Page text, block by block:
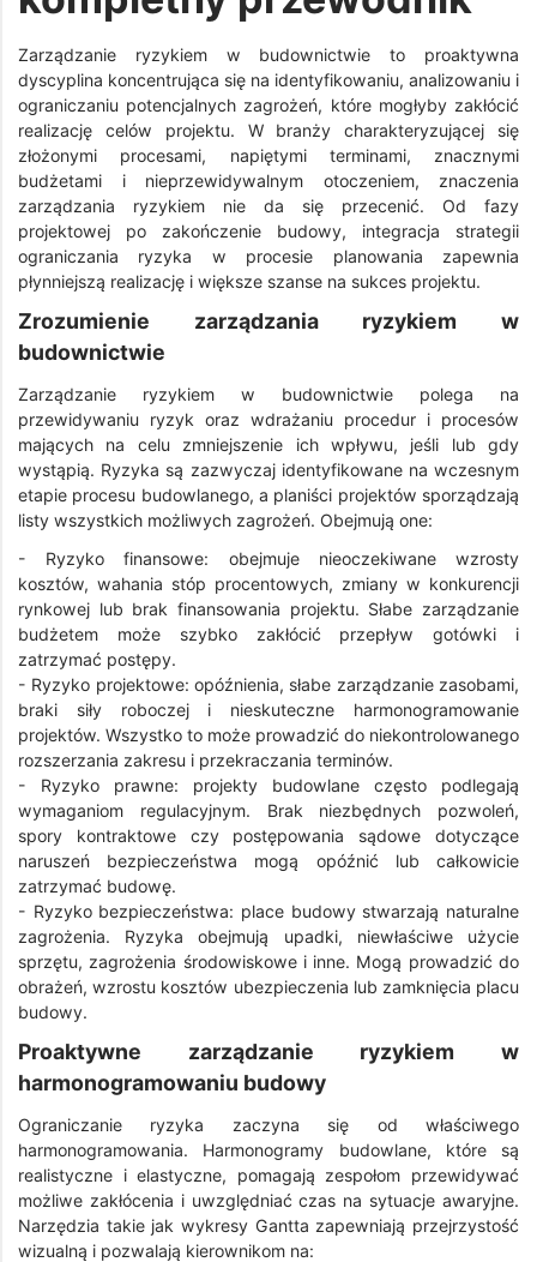
Zarządzanie ryzykiem w budownictwie to proaktywna
dyscyplina koncentrująca się na identyfikowaniu, analizowaniu i
ograniczaniu potencjalnych zagrożeń, które mogłyby zakłócić
realizację celów projektu. W branży charakteryzującej się
złożonymi procesami, napiętymi terminami, znacznymi
budżetami i nieprzewidywalnym otoczeniem, znaczenia
zarządzania ryzykiem nie da się przecenić. Od fazy
projektowej po zakończenie budowy, integracja strategii
ograniczania ryzyka w procesie planowania zapewnia
płynniejszą realizację i większe szanse na sukces projektu.
Zrozumienie zarządzania ryzykiem w
budownictwie
Zarządzanie ryzykiem w budownictwie polega na
przewidywaniu ryzyk oraz wdrażaniu procedur i procesów
mających na celu zmniejszenie ich wpływu, jeśli lub gdy
wystąpią. Ryzyka są zazwyczaj identyfikowane na wczesnym
etapie procesu budowlanego, a planiści projektów sporządzają
listy wszystkich możliwych zagrożeń. Obejmują one:
- Ryzyko finansowe: obejmuje nieoczekiwane wzrosty
kosztów, wahania stóp procentowych, zmiany w konkurencji
rynkowej lub brak finansowania projektu. Słabe zarządzanie
budżetem może szybko zakłócić przepływ gotówki i
zatrzymać postępy.
- Ryzyko projektowe: opóźnienia, słabe zarządzanie zasobami,
braki siły roboczej i nieskuteczne harmonogramowanie
projektów. Wszystko to może prowadzić do niekontrolowanego
rozszerzania zakresu i przekraczania terminów.
- Ryzyko prawne: projekty budowlane często podlegają
wymaganiom regulacyjnym. Brak niezbędnych pozwoleń,
spory kontraktowe czy postępowania sądowe dotyczące
naruszeń bezpieczeństwa mogą opóźnić lub całkowicie
zatrzymać budowę.
- Ryzyko bezpieczeństwa: place budowy stwarzają naturalne
zagrożenia. Ryzyka obejmują upadki, niewłaściwe użycie
sprzętu, zagrożenia środowiskowe i inne. Mogą prowadzić do
obrażeń, wzrostu kosztów ubezpieczenia lub zamknięcia placu
budowy.
Proaktywne zarządzanie ryzykiem w
harmonogramowaniu budowy
Ograniczanie ryzyka zaczyna się od właściwego
harmonogramowania. Harmonogramy budowlane, które są
realistyczne i elastyczne, pomagają zespołom przewidywać
możliwe zakłócenia i uwzględniać czas na sytuacje awaryjne.
Narzędzia takie jak wykresy Gantta zapewniają przejrzystość
wizualną i pozwalają kierownikom na: